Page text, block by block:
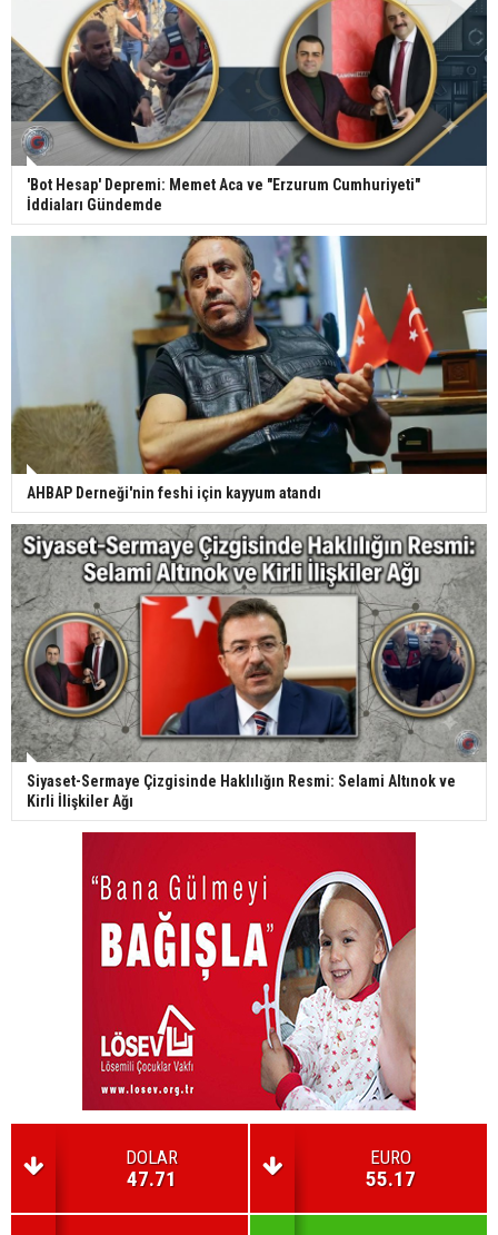
'Bot Hesap' Depremi: Memet Aca ve "Erzurum Cumhuriyeti"
İddiaları Gündemde
AHBAP Derneği'nin feshi için kayyum atandı
Siyaset-Sermaye Çizgisinde Haklılığın Resmi: Selami Altınok ve
Kirli İlişkiler Ağı
DOLAR
47.71
EURO
55.17